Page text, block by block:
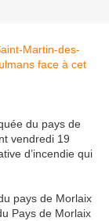
du pays de
vendredi 19
d’incendie qui
pays de Morlaix
Pays de Morlaix